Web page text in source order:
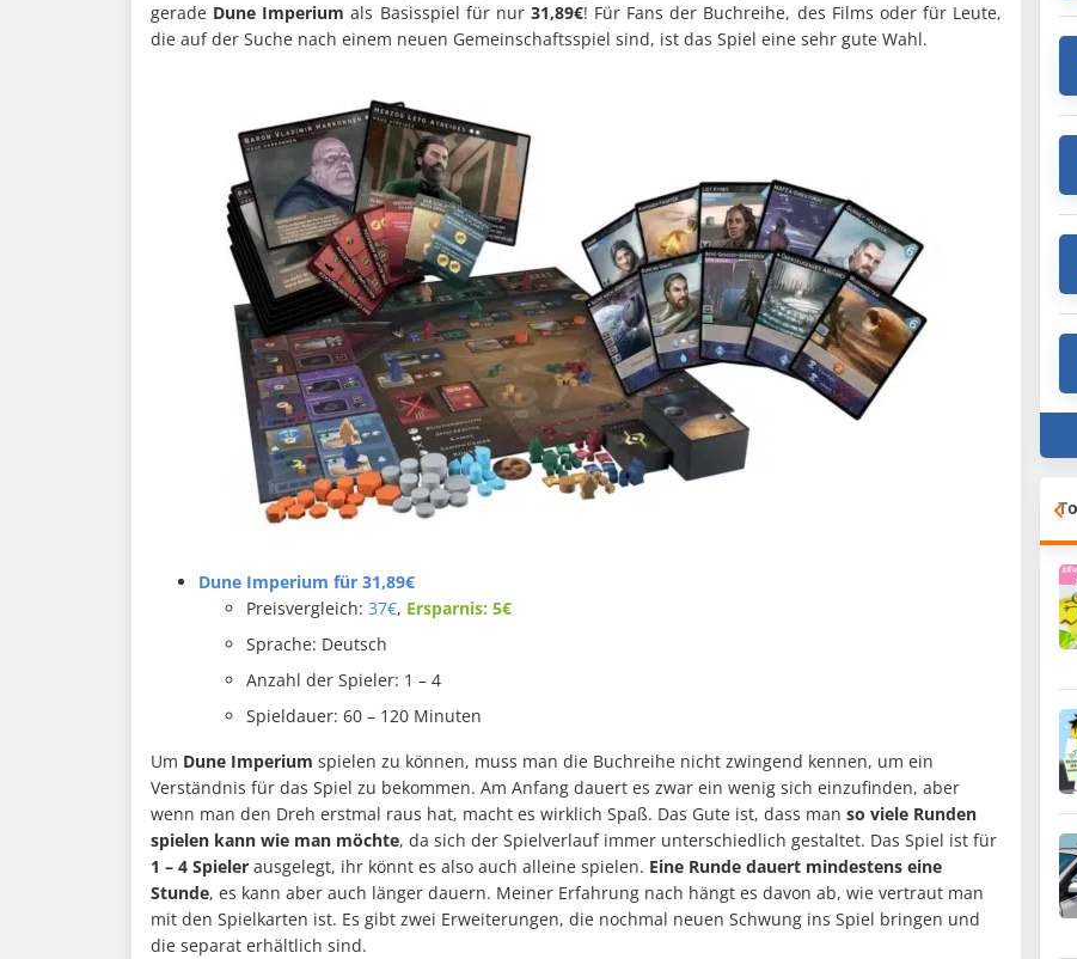
gerade Dune Imperium als Basisspiel für nur31,89€! Für Fans der Buchreihe, des Films oder für Leute,
die auf der Suche nach einem neuen Gemeinschaftsspiel sind, ist das Spiel eine sehr gute Wahl.
Dune Imperium für 31,89€
Preisvergleich: 37€, Ersparnis: 5€
Sprache: Deutsch
Anzahl der Spieler: 1 – 4
Spieldauer: 60 – 120 Minuten
Um Dune Imperium spielen zu können, muss man die Buchreihe nicht zwingend kennen, um ein
Verständnis für das Spiel zu bekommen. Am Anfang dauert es zwar ein wenig sich einzufinden, aber
wenn man den Dreh erstmal raus hat, macht es wirklich Spaß. Das Gute ist, dass man so viele Runden
spielen kann wie man möchte, da sich der Spielverlauf immer unterschiedlich gestaltet. Das Spiel ist für
1 – 4 Spieler ausgelegt, ihr könnt es also auch alleine spielen. Eine Runde dauert mindestens eine
Stunde, es kann aber auch länger dauern. Meiner Erfahrung nach hängt es davon ab, wie vertraut man
mit den Spielkarten ist. Es gibt zwei Erweiterungen, die nochmal neuen Schwung ins Spiel bringen und
die separat erhältlich sind.